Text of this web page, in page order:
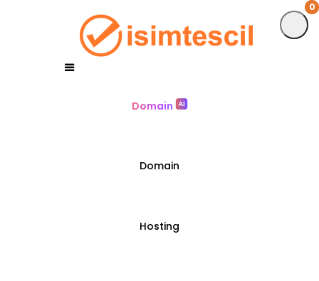
0
Domain
Domain
Hosting
0